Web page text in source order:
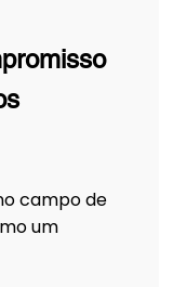
campo de
um